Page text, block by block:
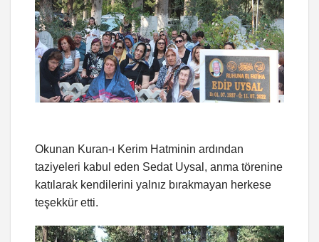
Okunan Kuran-ı Kerim Hatminin ardından
taziyeleri kabul eden Sedat Uysal, anma törenine
katılarak kendilerini yalnız bırakmayan herkese
teşekkür etti.